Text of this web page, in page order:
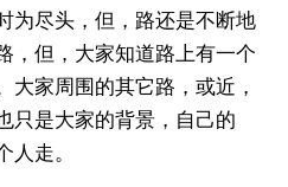
为尽头，但，路还是不断地
，但，大家知道路上有一个
大家周围的其它路，或近，
只是大家的背景，自己的
人走。